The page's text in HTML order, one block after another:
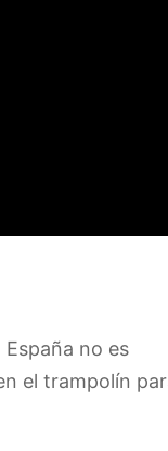
no es
el trampolín